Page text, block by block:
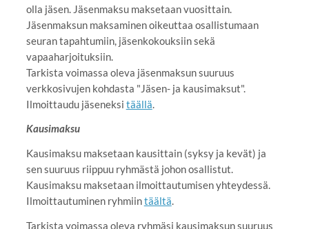
olla jäsen. Jäsenmaksu maksetaan vuosittain.
Jäsenmaksun maksaminen oikeuttaa osallistumaan
seuran tapahtumiin, jäsenkokouksiin sekä
vapaaharjoituksiin.
Tarkista voimassa oleva jäsenmaksun suuruus
verkkosivujen kohdasta "Jäsen- ja kausimaksut".
Ilmoittaudu jäseneksi täällä
Kausimaksu
Kausimaksu maksetaan kausittain (syksy ja kevät) ja
sen suuruus riippuu ryhmästä johon osallistut.
Kausimaksu maksetaan ilmoittautumisen yhteydessä.
Ilmoittautuminen ryhmiintäältä.
Tarkista voimassa oleva ryhmäsi kausimaksun suuruus